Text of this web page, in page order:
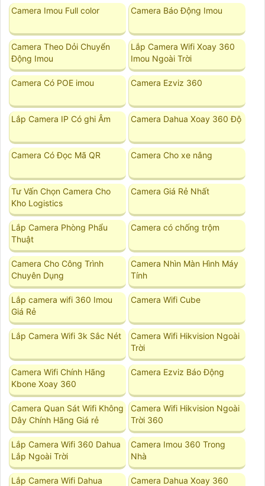
Camera Imou Full color Camera Báo Động Imou
Camera Theo Dỏi Chuyển
Động Imou
Lắp Camera Wifi Xoay 360
Imou Ngoài Trời
Camera Có POE imou Camera Ezviz 360
Lắp Camera IP Có ghi Âm Camera Dahua Xoay 360 Độ
Camera Có Đọc Mã QR Camera Cho xe nâng
Tư Vấn Chọn Camera Cho
Kho Logistics
Camera Giá Rẻ Nhất
Lắp Camera Phòng Phẩu
Thuật
Camera có chống trộm
Camera Cho Công Trình
Chuyên Dụng
Camera Nhìn Màn Hình Máy
Tính
Lắp camera wifi 360 Imou
Giá Rẻ
Camera Wifi Cube
Lắp Camera Wifi 3k Sắc Nét
Camera Wifi Hikvision Ngoài
Trời
Camera Wifi Chính Hãng
Kbone Xoay 360
Camera Ezviz Báo Động
Camera Quan Sát Wifi Không
Dây Chính Hãng Giá rẻ
Camera Wifi Hikvision Ngoài
Trời 360
Lắp Camera Wifi 360 Dahua
Lắp Ngoài Trời
Camera Imou 360 Trong
Nhà
Lắp Camera Wifi Dahua
Camera Dahua Xoay 360